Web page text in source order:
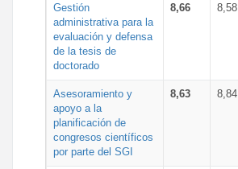
Gestión
administrativa para la
evaluación y defensa
de la tesis de
doctorado
8,66 8,58
Asesoramiento y
apoyo a la
planificación de
congresos científicos
por parte del SGI
8,63 8,84